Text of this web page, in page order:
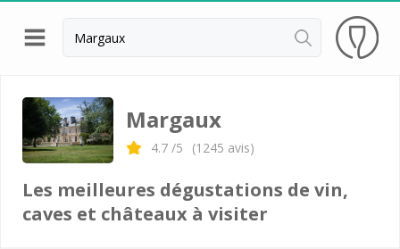
Retour
Visite chateau & dégustation vin Margaux
Visite chateau & dégustation vin Médoc
Visite chateau & dégustation vin Pessac Léognan
Margaux
4.7 /5 (1245 avis)
Les meilleures dégustations de vin,
caves et châteaux à visiter